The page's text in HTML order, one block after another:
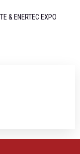
& ENERTEC EXPO